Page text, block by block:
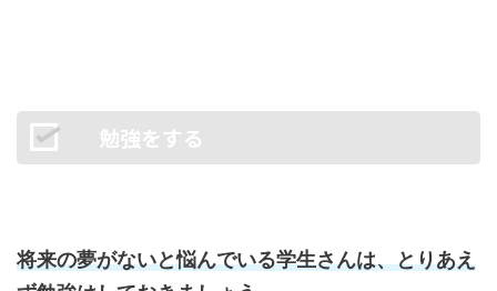
勉強をする
将来の夢がないと悩んでいる学生さんは、とりあえ